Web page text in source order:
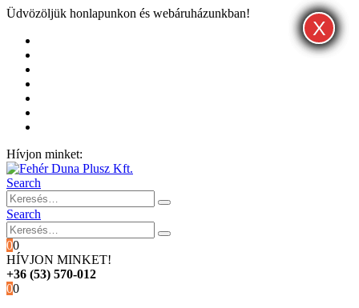
Üdvözöljük honlapunkon és webáruházunkban!
Hívjon minket:
Search
Search
00
HÍVJON MINKET!
+36 (53) 570-012
00
X
X
X